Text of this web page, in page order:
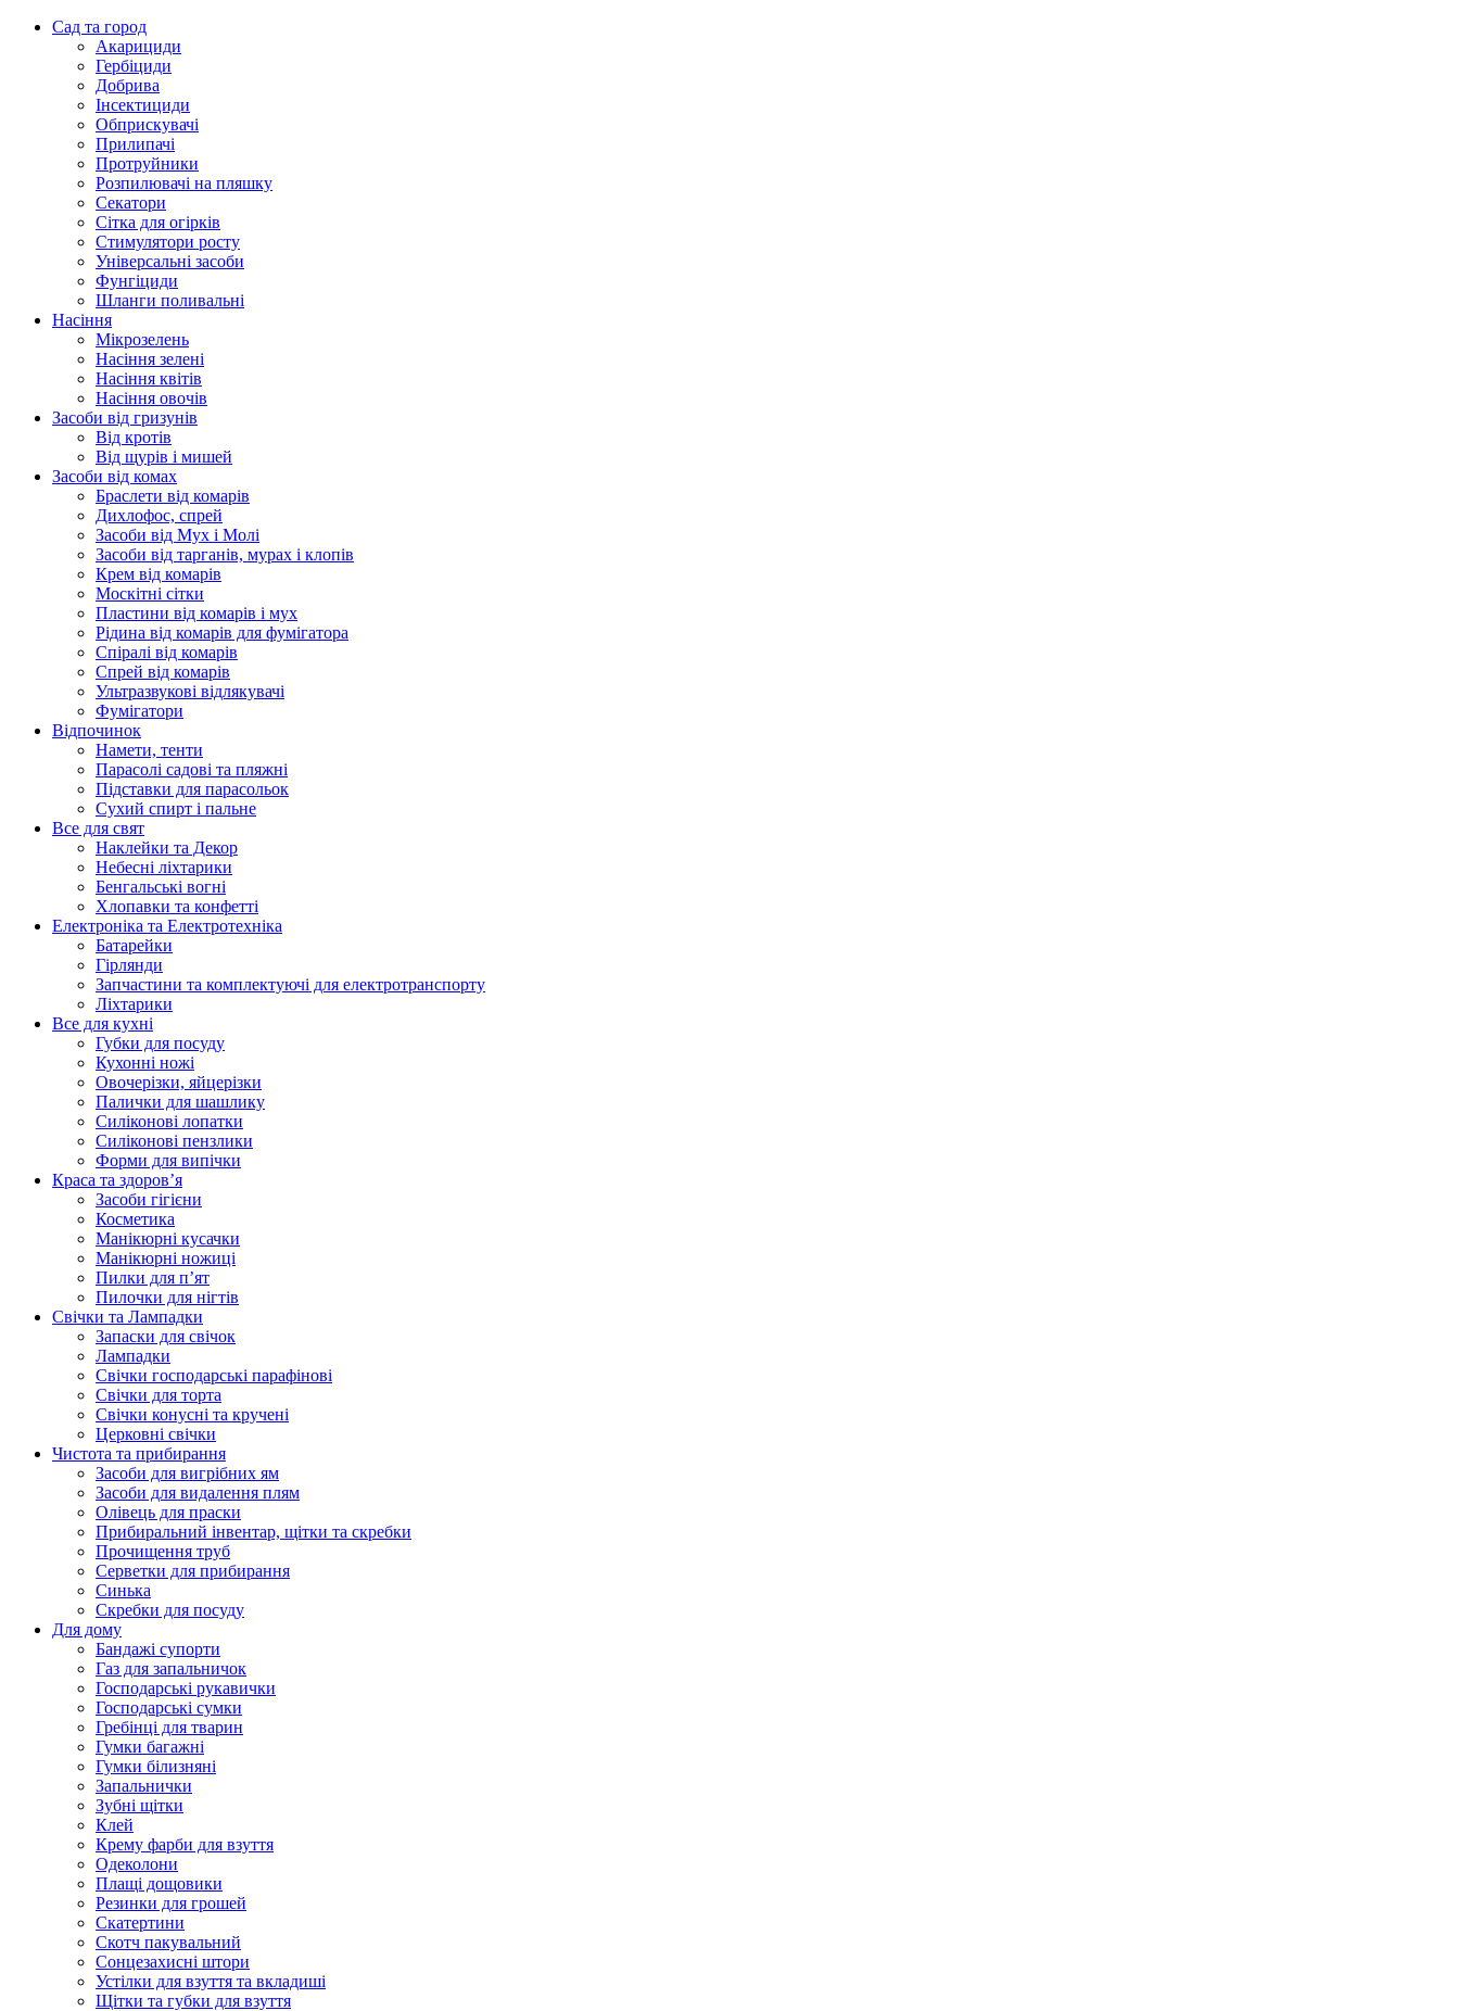
Сад та город
Акарициди
Гербіциди
Добрива
Інсектициди
Обприскувачі
Прилипачі
Протруйники
Розпилювачі на пляшку
Секатори
Сітка для огірків
Стимулятори росту
Універсальні засоби
Фунгіциди
Шланги поливальні
Насіння
Мікрозелень
Насіння зелені
Насіння квітів
Насіння овочів
Засоби від гризунів
Від кротів
Від щурів і мишей
Засоби від комах
Браслети від комарів
Дихлофос, спрей
Засоби від Мух і Молі
Засоби від тарганів, мурах і клопів
Крем від комарів
Москітні сітки
Пластини від комарів і мух
Рідина від комарів для фумігатора
Спіралі від комарів
Спрей від комарів
Ультразвукові відлякувачі
Фумігатори
Відпочинок
Намети, тенти
Парасолі садові та пляжні
Підставки для парасольок
Сухий спирт і пальне
Все для свят
Наклейки та Декор
Небесні ліхтарики
Бенгальські вогні
Хлопавки та конфетті
Електроніка та Електротехніка
Батарейки
Гірлянди
Запчастини та комплектуючі для електротранспорту
Ліхтарики
Все для кухні
Губки для посуду
Кухонні ножі
Овочерізки, яйцерізки
Палички для шашлику
Силіконові лопатки
Силіконові пензлики
Форми для випічки
Краса та здоров’я
Засоби гігієни
Косметика
Манікюрні кусачки
Манікюрні ножиці
Пилки для п’ят
Пилочки для нігтів
Свічки та Лампадки
Запаски для свічок
Лампадки
Свічки господарські парафінові
Свічки для торта
Свічки конусні та кручені
Церковні свічки
Чистота та прибирання
Засоби для вигрібних ям
Засоби для видалення плям
Олівець для праски
Прибиральний інвентар, щітки та скребки
Прочищення труб
Серветки для прибирання
Синька
Скребки для посуду
Для дому
Бандажі супорти
Газ для запальничок
Господарські рукавички
Господарські сумки
Гребінці для тварин
Гумки багажні
Гумки білизняні
Запальнички
Зубні щітки
Клей
Крему фарби для взуття
Одеколони
Плащі дощовики
Резинки для грошей
Скатертини
Скотч пакувальний
Сонцезахисні штори
Устілки для взуття та вкладиші
Щітки та губки для взуття